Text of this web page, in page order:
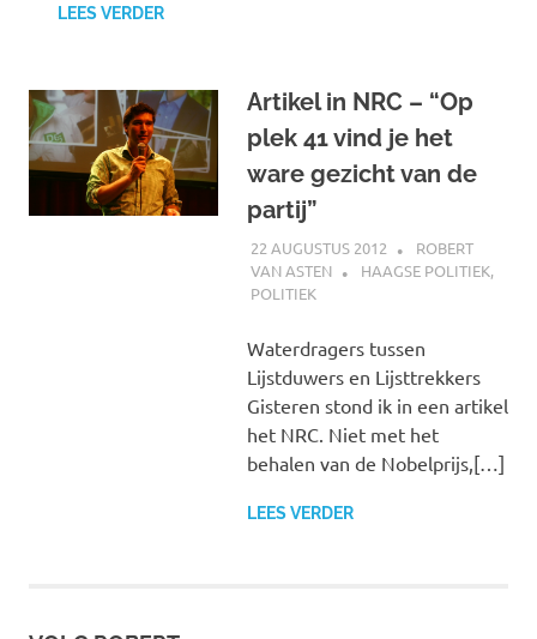
LEES VERDER
Artikel in NRC – “Op
plek 41 vind je het
ware gezicht van de
partij”
22 AUGUSTUS 2012
ROBERT
VAN ASTEN
HAAGSE POLITIEK,
POLITIEK
Waterdragers tussen
Lijstduwers en Lijsttrekkers
Gisteren stond ik in een artikel
het NRC. Niet met het
behalen van de Nobelprijs,[…]
LEES VERDER